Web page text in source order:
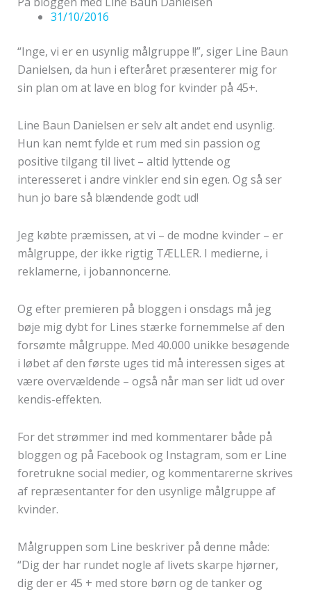
31/10/2016
“Inge, vi er en usynlig målgruppe !!”, siger Line Baun
Danielsen, da hun i efteråret præsenterer mig for
sin plan om at lave en blog for kvinder på 45+.
Line Baun Danielsen er selv alt andet end usynlig.
Hun kan nemt fylde et rum med sin passion og
positive tilgang til livet – altid lyttende og
interesseret i andre vinkler end sin egen. Og så ser
hun jo bare så blændende godt ud!
Jeg købte præmissen, at vi – de modne kvinder – er
målgruppe, der ikke rigtig TÆLLER. I medierne, i
reklamerne, i jobannoncerne.
Og efter premieren på bloggen i onsdags må jeg
bøje mig dybt for Lines stærke fornemmelse af den
forsømte målgruppe. Med 40.000 unikke besøgende
i løbet af den første uges tid må interessen siges at
være overvældende – også når man ser lidt ud over
kendis-effekten.
For det strømmer ind med kommentarer både på
bloggen og på Facebook og Instagram, som er Line
foretrukne social medier, og kommentarerne skrives
af repræsentanter for den usynlige målgruppe af
kvinder.
Målgruppen som Line beskriver på denne måde:
“Dig der har rundet nogle af livets skarpe hjørner,
dig der er 45 + med store børn og de tanker og